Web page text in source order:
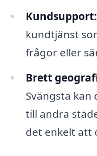
Kundsupport:
kundtjänst
frågor eller
Brett
Svängsta
till andra
det enkelt att